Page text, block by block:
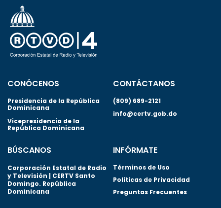
CONÓCENOS
Presidencia de la República
Dominicana
Vicepresidencia de la
República Dominicana
CONTÁCTANOS
(809) 689-2121
info@certv.gob.do
BÚSCANOS
Corporación Estatal de Radio
y Televisión | CERTV Santo
Domingo. República
Dominicana
INFÓRMATE
Términos de Uso
Políticas de Privacidad
Preguntas Frecuentes